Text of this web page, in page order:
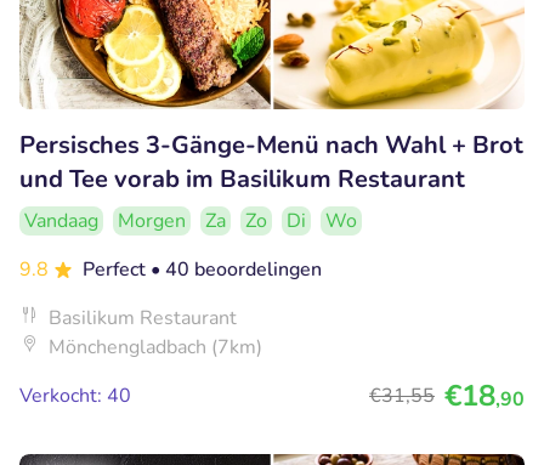
Persisches 3-Gänge-Menü nach Wahl + Brot
und Tee vorab im Basilikum Restaurant
Vandaag Morgen Za Zo Di
Wo
9.8
Perfect • 40 beoordelingen
Basilikum Restaurant
Mönchengladbach (7km)
Verkocht: 40
€31,55 €18,90